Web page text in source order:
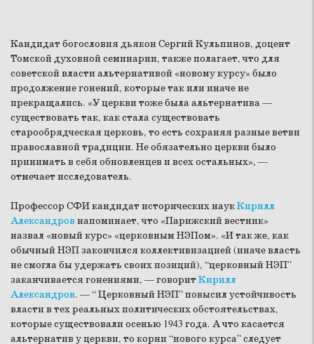
Кандидат богословия дьякон Сергий Кульпинов, доцент
Томской духовной семинарии, также полагает, что для
советской власти альтернативой «новому курсу» было
продолжение гонений, которые так или иначе не
прекращались. «У церкви тоже была альтернатива —
существовать так, как стала существовать
старообрядческая церковь, то есть сохраняя разные ветви
православной традиции. Не обязательно церкви было
принимать в себя обновленцев и всех остальных», —
отмечает исследователь.
Профессор СФИ кандидат исторических наукКирилл
Александров напоминает, что «Парижский вестник»
назвал «новый курс» «церковным НЭПом». «И так же, как
обычный НЭП закончился коллективизацией (иначе власть
не смогла бы удержать своих позиций), “церковный НЭП”
заканчивается гонениями, — говоритКирилл
Александров. — “ Церковный НЭП” повысил устойчивость
власти в тех реальных политических обстоятельствах,
которые существовали осенью 1943 года. А что касается
альтернатив у церкви, то корни “нового курса” следует